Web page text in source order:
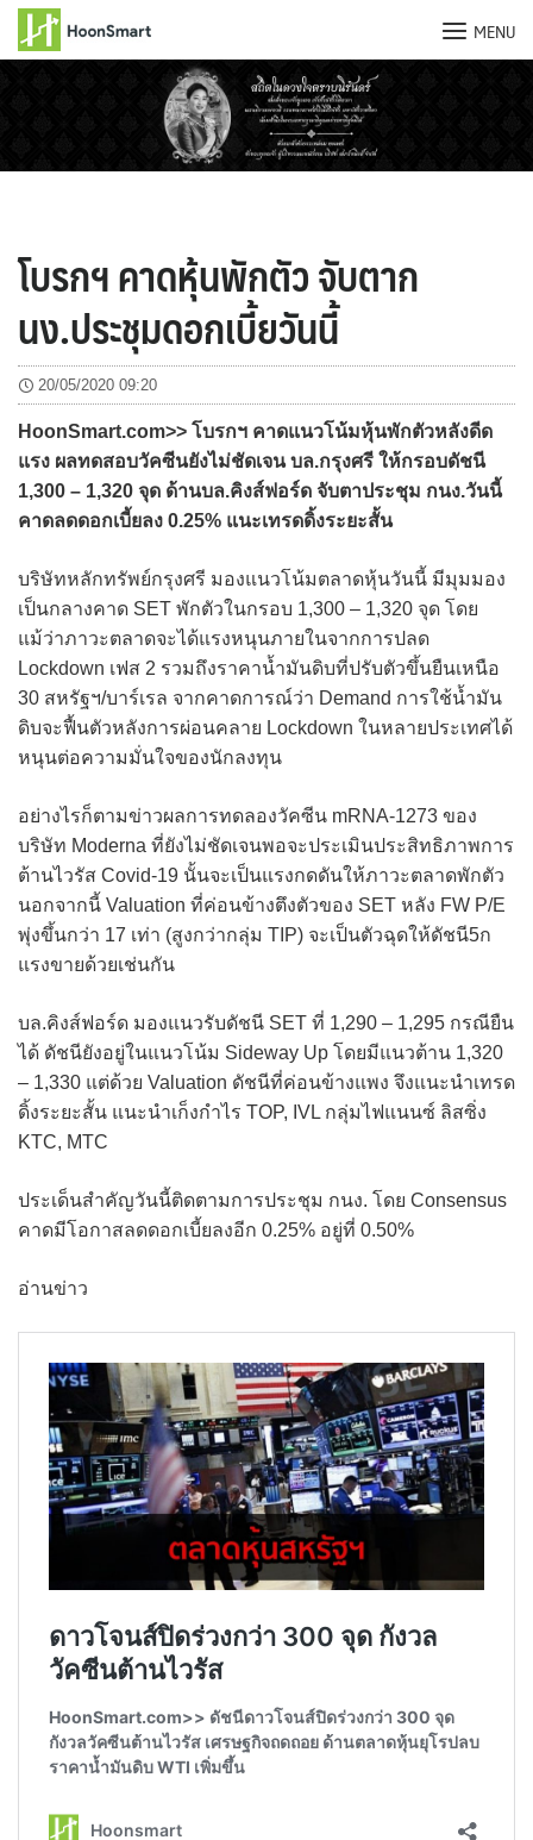
MENU
โบรกฯ คาดหุ้นพักตัว จับตาก
นง.ประชุมดอกเบี้ยวันนี้
20/05/2020 09:20
HoonSmart.com>> โบรกฯ คาดแนวโน้มหุ้นพักตัวหลังดีด
แรง ผลทดสอบวัคซีนยังไม่ชัดเจน บล.กรุงศรี ให้กรอบดัชนี
1,300 – 1,320 จุด ด้านบล.คิงส์ฟอร์ด จับตาประชุม กนง.วันนี้
คาดลดดอกเบี้ยลง 0.25% แนะเทรดดิ้งระยะสั้น
บริษัทหลักทรัพย์กรุงศรี มองแนวโน้มตลาดหุ้นวันนี้ มีมุมมอง
เป็นกลางคาด SET พักตัวในกรอบ 1,300 – 1,320 จุด โดย
แม้ว่าภาวะตลาดจะได้แรงหนุนภายในจากการปลด
Lockdown เฟส 2 รวมถึงราคาน้ำมันดิบที่ปรับตัวขึ้นยืนเหนือ
30 สหรัฐฯ/บาร์เรล จากคาดการณ์ว่า Demand การใช้น้ำมัน
ดิบจะฟื้นตัวหลังการผ่อนคลาย Lockdown ในหลายประเทศได้
หนุนต่อความมั่นใจของนักลงทุน
อย่างไรก็ตามข่าวผลการทดลองวัคซีน mRNA-1273 ของ
บริษัท Moderna ที่ยังไม่ชัดเจนพอจะประเมินประสิทธิภาพการ
ต้านไวรัส Covid-19 นั้นจะเป็นแรงกดดันให้ภาวะตลาดพักตัว
นอกจากนี้ Valuation ที่ค่อนข้างตึงตัวของ SET หลัง FW P/E
พุ่งขึ้นกว่า 17 เท่า (สูงกว่ากลุ่ม TIP) จะเป็นตัวฉุดให้ดัชนี5ก
แรงขายด้วยเช่นกัน
บล.คิงส์ฟอร์ด มองแนวรับดัชนี SET ที่ 1,290 – 1,295 กรณียืน
ได้ ดัชนียังอยู่ในแนวโน้ม Sideway Up โดยมีแนวต้าน 1,320
– 1,330 แต่ด้วย Valuation ดัชนีที่ค่อนข้างแพง จึงแนะนำเทรด
ดิ้งระยะสั้น แนะนำเก็งกำไร TOP, IVL กลุ่มไฟแนนซ์ ลิสซิ่ง
KTC, MTC
ประเด็นสำคัญวันนี้ติดตามการประชุม กนง. โดย Consensus
คาดมีโอกาสลดดอกเบี้ยลงอีก 0.25% อยู่ที่ 0.50%
อ่านข่าว